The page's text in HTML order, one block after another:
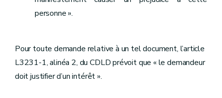
personne ».
Pour toute demande relative à un tel document, l’article
L3231-1, alinéa 2, du CDLD prévoit que « le demandeur
doit justifier d’un intérêt ».